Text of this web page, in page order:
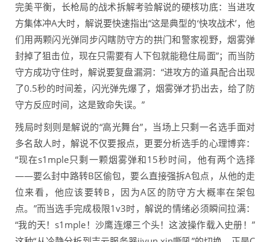
完美平衡，长枪局的战术拆解考验解说的硬核功底：当进攻
方集体冲A大时，解说要快速指出“这是典型的‘快攻战术’，他
们用两颗闪光弹同步闪瞎防守方的拱门和警家视野，烟雾弹
封掉了狙击位，现在只需要有人下包就能稳住局面”；而当防
守方成功守住时，解说要复盘漏洞：“进攻方的道具配合出现
了0.5秒的时间差，闪光弹先爆了，烟雾弹才扔出去，给了防
守方反应时间，这是致命失误。”
残局时刻则是解说的“高光舞台”，当场上只剩一名选手面对
多名敌人时，解说不仅要报点，更要分析选手的心理博弈：
“现在s1mple只剩一颗烟雾弹和15秒时间，他有两个选择
——要么封中路转B区偷包，要么直接强拆A包点，从他的走
位来看，他应该要转B，因为A区的防守方大概率在架包
点。”而当选手完成极限1v3时，解说的情绪必须瞬间拉满：
“我的天！s1mple！沙鹰连爆三个头！这波操作载入史册！”